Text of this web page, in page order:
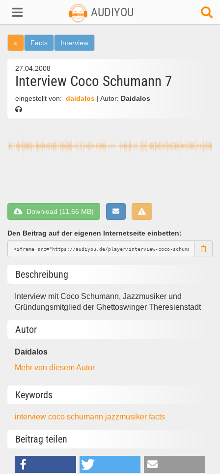
AUDIYOU
« Facts Interview
27.04.2008
Interview Coco Schumann 7
eingestellt von: daidalos | Autor: Daidalos
Download (11,66 MB)
Den Beitrag auf der eigenen Internetseite einbetten:
Beschreibung
Interview mit Coco Schumann, Jazzmusiker und
Gründungsmitglied der Ghettoswinger Theresienstadt
Autor
Daidalos
Mehr von diesem Autor
Keywords
interviewcoco schumann jazzmusikerfacts
Beitrag teilen